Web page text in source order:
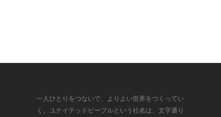
一人ひとりをつないで、よりよい世界をつくってい
く。ユナイテッドピープルという社名は、文字通り